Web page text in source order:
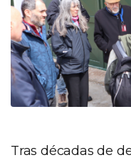
Tras décadas de